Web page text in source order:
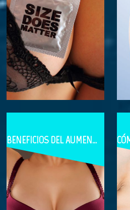
BENEFICIOS DEL AUMENTO DE SENOS